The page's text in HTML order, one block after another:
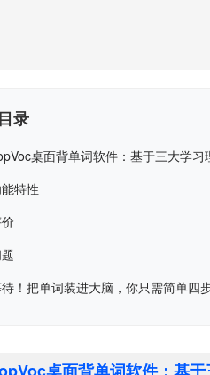
录
桌面背单词软件：基于三大学
特性
！把单词装进大脑，你只需简单四